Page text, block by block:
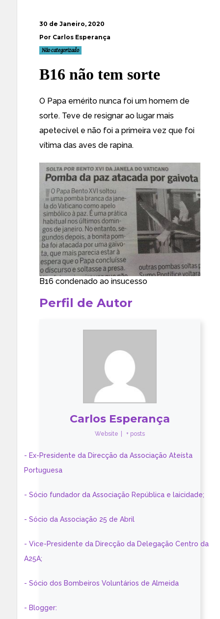
30 de Janeiro, 2020
Por Carlos Esperança
Não categorizado
B16 não tem sorte
O Papa emérito nunca foi um homem de
sorte. Teve de resignar ao lugar mais
apetecível e não foi a primeira vez que foi
vítima das aves de rapina.
B16 condenado ao insucesso
Perfil de Autor
Carlos Esperança
Website + posts
- Ex-Presidente da Direcção da Associação Ateísta
Portuguesa
- Sócio fundador da Associação República e laicidade;
- Sócio da Associação 25 de Abril
- Vice-Presidente da Direcção da Delegação Centro da
A25A;
- Sócio dos Bombeiros Voluntários de Almeida
- Blogger: